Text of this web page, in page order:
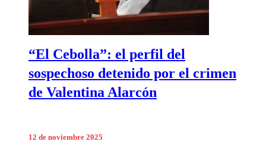
“El Cebolla”: el perfil del
sospechoso detenido por el crimen
de Valentina Alarcón
12 de noviembre 2025